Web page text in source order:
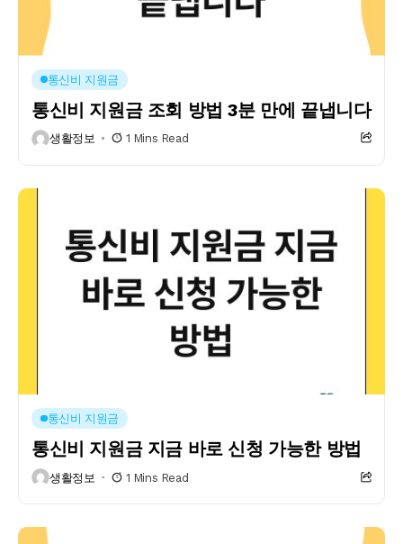
통신비 지원금
통신비 지원금 조회 방법 3분 만에 끝냅니다
생활정보 1 Mins Read
통신비 지원금
통신비 지원금 지금 바로 신청 가능한 방법
생활정보 1 Mins Read